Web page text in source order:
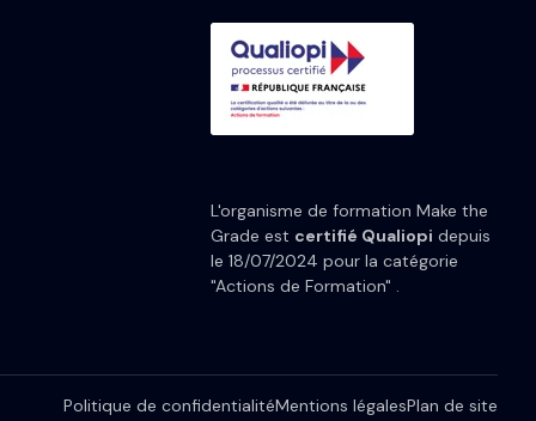
L'organisme de formation Make the
Grade est certifié Qualiopi depuis
le 18/07/2024 pour la catégorie
"Actions de Formation" .
Politique de confidentialitéMentions légalesPlan de site